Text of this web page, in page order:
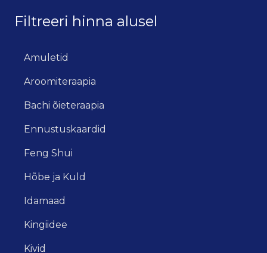
Filtreeri hinna alusel
Amuletid
Aroomiteraapia
Bachi õieteraapia
Ennustuskaardid
Feng Shui
Hõbe ja Kuld
Idamaad
Kingiidee
Kivid